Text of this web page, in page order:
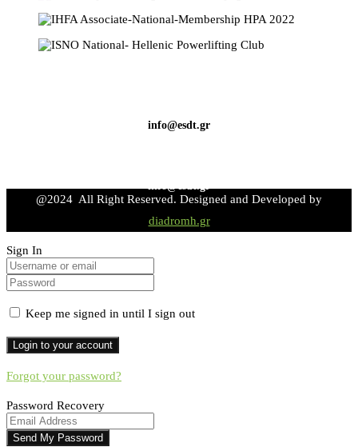
info@esdt.gr
@2024 All Right Reserved. Designed and Developed by
diadromh.gr
Sign In
Keep me signed in until I sign out
Forgot your password?
Password Recovery